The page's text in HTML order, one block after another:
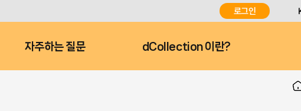
로그인
자주하는 질문 dCollection 이란?